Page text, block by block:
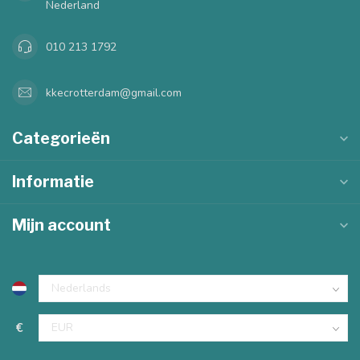
Nederland
010 213 1792
kkecrotterdam@gmail.com
Categorieën
Informatie
Mijn account
€